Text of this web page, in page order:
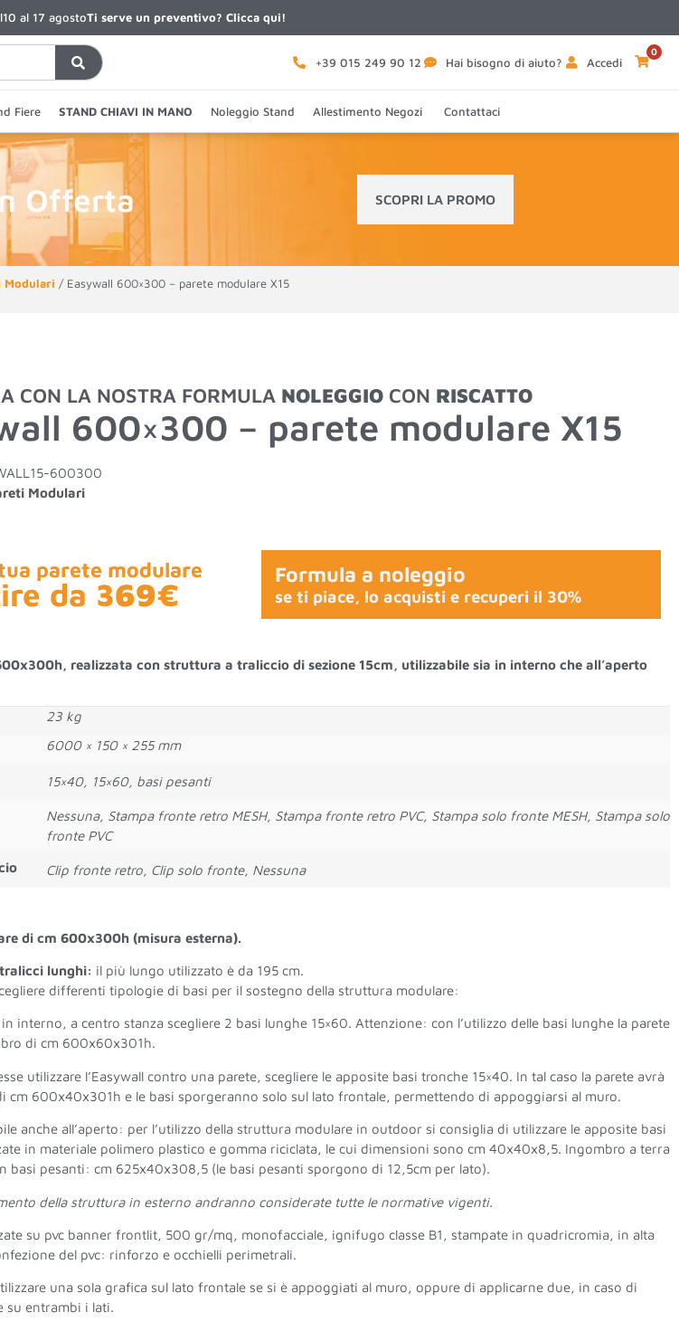
10 al 17 agostoTi serve un preventivo? Clicca qui!
+39 015 249 90 12 Hai bisogno di aiuto? Accedi
0
Fiere STAND CHIAVI IN MANO Noleggio Stand Allestimento Negozi Contattaci
Offerta SCOPRI LA PROMO
Modulari / Easywall 600×300 – parete modulare X15
CON LA NOSTRA FORMULA NOLEGGIOCON RISCATTO
600×300 – parete modulare X15
600300
Modulari
parete modulare
da 369€
Formula a noleggio
se ti piace, lo acquisti e recuperi il 30%
realizzata con struttura a traliccio di sezione 15cm, utilizzabile sia in interno che all’aperto
23 kg
6000 × 150 × 255 mm
15×40, 15×60, basi pesanti
Nessuna, Stampa fronte retro MESH, Stampa fronte retro PVC, Stampa solo fronte MESH, Stampa solo
fronte PVC
Clip fronte retro, Clip solo fronte, Nessuna
di cm 600x300h (misura esterna).
lunghi: il più lungo utilizzato è da 195 cm.
differenti tipologie di basi per il sostegno della struttura modulare:
interno, a centro stanza scegliere 2 basi lunghe 15×60. Attenzione: con l’utilizzo delle basi lunghe la parete
di cm 600x60x301h.
utilizzare l’Easywall contro una parete, scegliere le apposite basi tronche 15×40. In tal caso la parete avrà
cm 600x40x301h e le basi sporgeranno solo sul lato frontale, permettendo di appoggiarsi al muro.
anche all’aperto: per l’utilizzo della struttura modulare in outdoor si consiglia di utilizzare le apposite basi
in materiale polimero plastico e gomma riciclata, le cui dimensioni sono cm 40x40x8,5. Ingombro a terra
basi pesanti: cm 625x40x308,5 (le basi pesanti sporgono di 12,5cm per lato).
della struttura in esterno andranno considerate tutte le normative vigenti.
su pvc banner frontlit, 500 gr/mq, monofacciale, ignifugo classe B1, stampate in quadricromia, in alta
del pvc: rinforzo e occhielli perimetrali.
una sola grafica sul lato frontale se si è appoggiati al muro, oppure di applicarne due, in caso di
su entrambi i lati.